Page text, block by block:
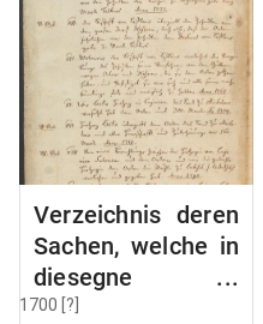
Verzeichnis deren
Sachen, welche in
diesegne
Volumine MSC
1700 [?]